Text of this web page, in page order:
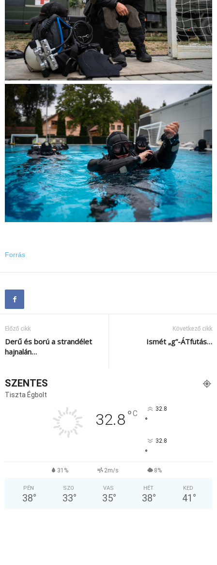
Forrás
Előző cikk
Derű és ború a strandélet
hajnalán…
Következő cikk
Ismét „g”-ÁTfutás…
SZENTES
Tiszta Égbolt
32.8°C 32.8
°
32.8
°
31% 2m/s 8%
PÉN
38°
SZO
33°
VAS
35°
HÉT
38°
KED
41 °